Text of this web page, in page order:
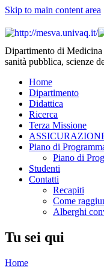
Skip to main content area
Dipartimento di Medicina
sanità pubblica, scienze
Home
Dipartimento
Didattica
Ricerca
Terza Missione
Piano di
Piano di
Studenti
Contatti
Recapiti
Come
Alberghi
Tu sei qui
Home